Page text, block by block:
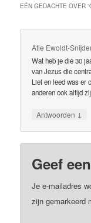
EÉN GEDACHTE OVER “
Atie Ewoldt-
Wat heb je die 30
van Jezus die
Lief en leed was er
anderen ook altijd
Antwoorden ↓
Geef
Je e-mailadres
zijn gemarkeerd